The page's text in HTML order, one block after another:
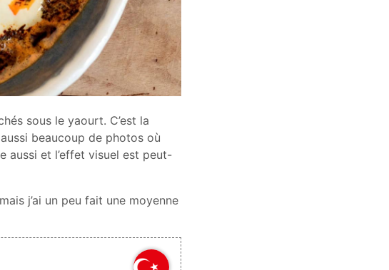
sous le yaourt. C’est la
beaucoup de photos où
aussi et l’effet visuel est peut-
mais j’ai un peu fait une moyenne